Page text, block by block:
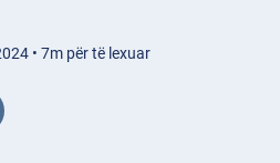
• 7m për të lexuar